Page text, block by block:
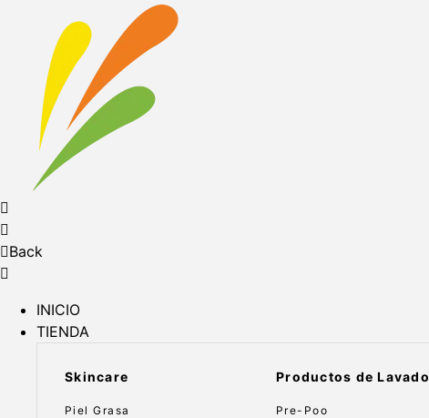
Back
INICIO
TIENDA
Skincare
Piel Grasa
Productos de Lavado
Pre-Poo